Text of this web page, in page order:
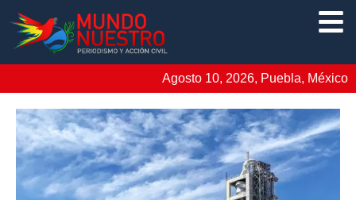
Agosto 10, 2026, Puebla, México